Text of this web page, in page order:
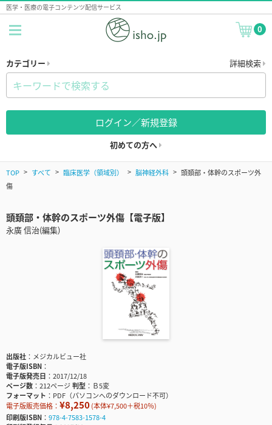
医学・医療の電子コンテンツ配信サービス
0
カテゴリー 詳細検索
ログイン／新規登録
初めての方へ
TOP すべて 臨床医学（領域別） 脳神経外科
頭頚部・体幹のスポーツ外
傷
頭頚部・体幹のスポーツ外傷【電子版】
永廣 信治(編集)
出版社
メジカルビュー社
電子版ISBN
電子版発売日
2017/12/18
ページ数
212ページ判型
Ｂ5変
フォーマット
PDF（パソコンへのダウンロード不可）
電子版販売価格： ¥8,250(本体¥7,500＋税10％)
印刷版ISBN
978-4-7583-1578-4